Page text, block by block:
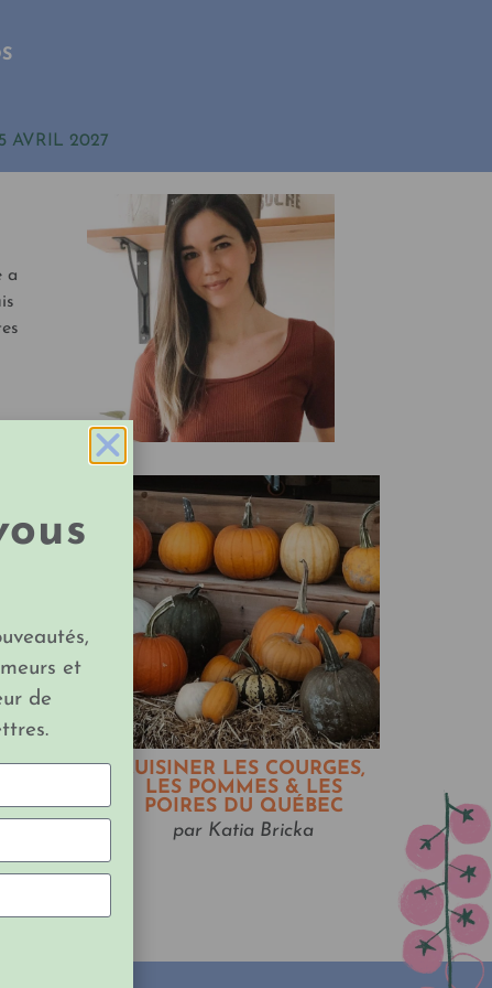
AVRIL 2027
a
CUISINER LES COURGES,
LES POMMES & LES
POIRES DU QUÉBEC
par Katia Bricka
et
de